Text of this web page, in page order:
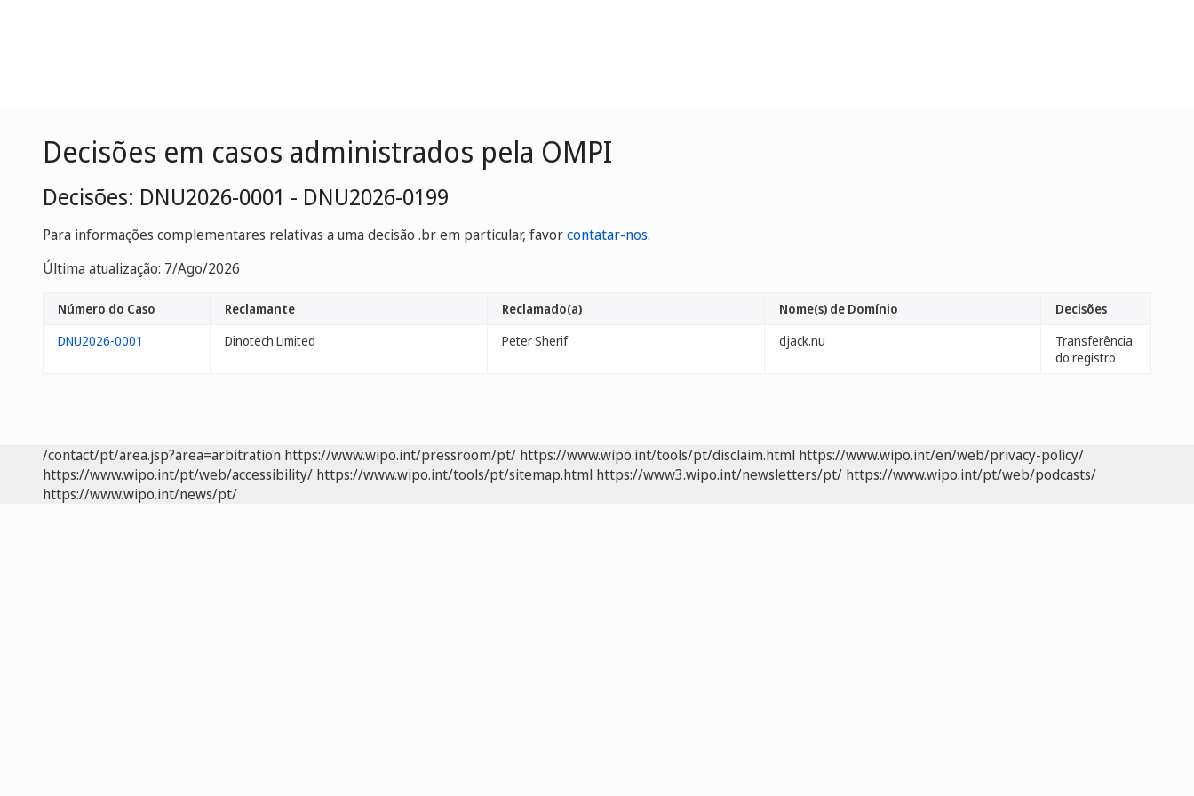
Decisões em casos administrados pela OMPI
Decisões: DNU2026-0001 - DNU2026-0199
Para informações complementares relativas a uma decisão .br em particular, favorcontatar-nos.
Última atualização: 7/Ago/2026
Número do Caso Reclamante Reclamado(a) Nome(s) de Domínio
Decisões
DNU2026-0001
Dinotech Limited Peter Sherif djack.nu
Transferência
do registro
/contact/pt/area.jsp?area=arbitration https://www.wipo.int/pressroom/pt/ https://www.wipo.int/tools/pt/disclaim.html https://www.wipo.int/en/web/privacy-policy/
https://www.wipo.int/pt/web/accessibility/ https://www.wipo.int/tools/pt/sitemap.html https://www3.wipo.int/newsletters/pt/ https://www.wipo.int/pt/web/podcasts/
https://www.wipo.int/news/pt/